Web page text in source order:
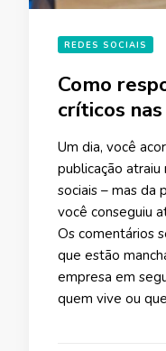
REDES SOCIAIS
Como
críticos
Um dia, você
publicação
sociais – mas da
você conseguiu
Os comentários
que estão
empresa em
quem vive ou